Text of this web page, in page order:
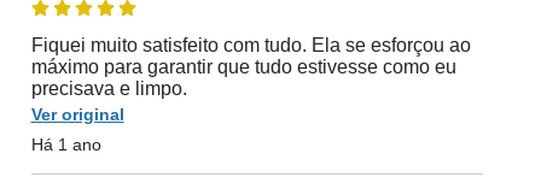
Fiquei muito satisfeito com tudo. Ela se esforçou ao
máximo para garantir que tudo estivesse como eu
precisava e limpo.
Ver original
Há 1 ano